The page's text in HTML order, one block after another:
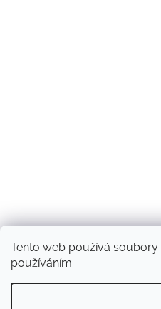
Tento web používá soubory
používáním.